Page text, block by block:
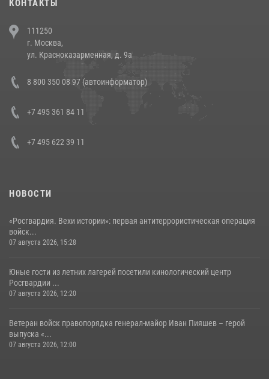
напавших на бригаду скорой помощи (видео)
14 июля 2026, 12:20
В Росгвардии прошла военно-научная конференция по обобщению
боевого опыта
КОНТАКТЫ
111250
г. Москва,
ул. Красноказарменная, д. 9а
8 800 350 08 97 (автоинформатор)
+7 495 361 84 11
+7 495 622 39 11
НОВОСТИ
«Росгвардия. Вехи истории»: первая антитеррористическая операция
войск...
07 августа 2026, 15:28
Юные гости из летних лагерей посетили кинологический центр
Росгвардии ...
07 августа 2026, 12:20
Ветеран войск правопорядка генерал-майор Иван Пияшев – герой
выпуска «...
07 августа 2026, 12:00